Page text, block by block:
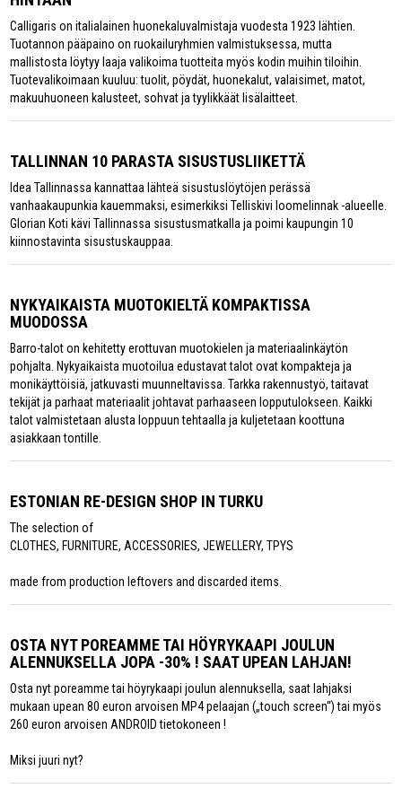
Calligaris on italialainen huonekaluvalmistaja vuodesta 1923 lähtien.
Tuotannon pääpaino on ruokailuryhmien valmistuksessa, mutta
mallistosta löytyy laaja valikoima tuotteita myös kodin muihin tiloihin.
Tuotevalikoimaan kuuluu: tuolit, pöydät, huonekalut, valaisimet, matot,
makuuhuoneen kalusteet, sohvat ja tyylikkäät lisälaitteet.
TALLINNAN 10 PARASTA SISUSTUSLIIKETTÄ
Idea Tallinnassa kannattaa lähteä sisustuslöytöjen perässä
vanhaakaupunkia kauemmaksi, esimerkiksi Telliskivi loomelinnak -alueelle.
Glorian Koti kävi Tallinnassa sisustusmatkalla ja poimi kaupungin 10
kiinnostavinta sisustuskauppaa.
NYKYAIKAISTA MUOTOKIELTÄ KOMPAKTISSA
MUODOSSA
Barro-talot on kehitetty erottuvan muotokielen ja materiaalinkäytön
pohjalta. Nykyaikaista muotoilua edustavat talot ovat kompakteja ja
monikäyttöisiä, jatkuvasti muunneltavissa. Tarkka rakennustyö, taitavat
tekijät ja parhaat materiaalit johtavat parhaaseen lopputulokseen. Kaikki
talot valmistetaan alusta loppuun tehtaalla ja kuljetetaan koottuna
asiakkaan tontille.
ESTONIAN RE-DESIGN SHOP IN TURKU
The selection of
CLOTHES, FURNITURE, ACCESSORIES, JEWELLERY, TPYS
made from production leftovers and discarded items.
OSTA NYT POREAMME TAI HÖYRYKAAPI JOULUN
ALENNUKSELLA JOPA -30% ! SAAT UPEAN LAHJAN!
Osta nyt poreamme tai höyrykaapi joulun alennuksella, saat lahjaksi
mukaan upean 80 euron arvoisen MP4 pelaajan („touch screen“) tai myös
260 euron arvoisen ANDROID tietokoneen !
Miksi juuri nyt?